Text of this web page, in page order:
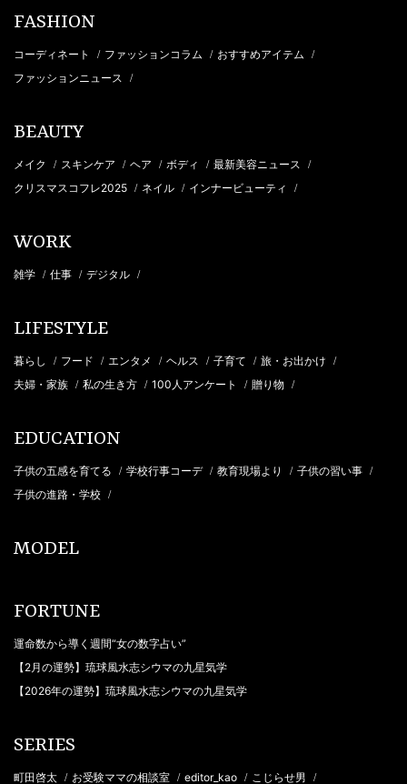
FASHION
コーディネート / ファッションコラム / おすすめアイテム /
ファッションニュース /
BEAUTY
メイク / スキンケア / ヘア / ボディ / 最新美容ニュース /
クリスマスコフレ2025 / ネイル / インナービューティ /
WORK
雑学 / 仕事 / デジタル /
LIFESTYLE
暮らし / フード / エンタメ / ヘルス / 子育て / 旅・お出かけ /
夫婦・家族 / 私の生き方 / 100人アンケート / 贈り物 /
EDUCATION
子供の五感を育てる / 学校行事コーデ / 教育現場より / 子供の習い事 /
子供の進路・学校 /
MODEL
FORTUNE
運命数から導く週間“女の数字占い”
【2月の運勢】琉球風水志シウマの九星気学
【2026年の運勢】琉球風水志シウマの九星気学
SERIES
町田啓太 / お受験ママの相談室 / editor_kao / こじらせ男 /